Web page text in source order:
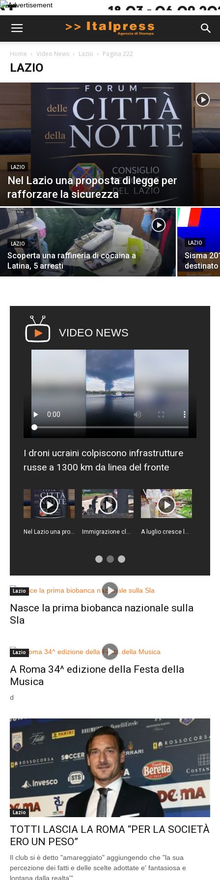
Home Video News Lazio Pagina 222
LAZIO
LAZIO
Nel Lazio una proposta di legge per
rafforzare la sicurezza
LAZIO
Scoperta una raffineria di cocaina a
Latina, 5 arresti
LAZIO
Sisma
VIDEO NEWS
I droni ucraini colpiscono infrastrutture
russe a 1300 km da linea del fronte
Lazio
Nasce la prima biobanca nazionale sulla
Sla
Lazio
A Roma 34^ edizione della Festa della
Musica
d
Lazio
TOTTI LASCIA LA ROMA “PER LA SOCIETÀ
ERO UN PESO”
Il club si è detto "amareggiato" aggiungendo che "la sua
percezione dei fatti e delle scelte adottate e' fantasiosa e
lontana dalla realta'".